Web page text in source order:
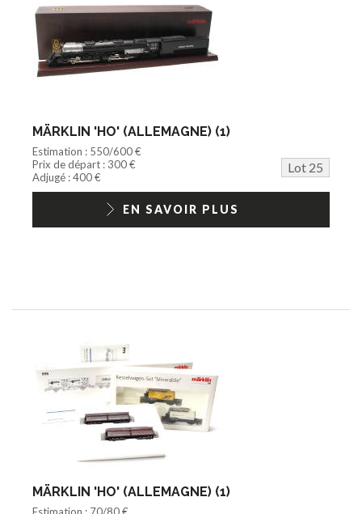
MÄRKLIN 'HO' (ALLEMAGNE) (1)
Estimation : 550/600 €
Prix de départ : 300 €
Lot 25
Adjugé : 400 €
EN SAVOIR PLUS
MÄRKLIN 'HO' (ALLEMAGNE) (1)
Estimation : 70/80 €